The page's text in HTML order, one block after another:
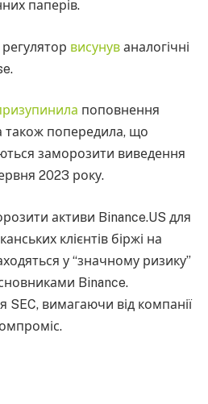
паперів.
висунув аналогічні
поповнення
також попередила, що
заморозити виведення
2023 року.
активи Binance.US для
клієнтів біржі на
у “значному ризику”
Binance.
SEC, вимагаючи від компанії